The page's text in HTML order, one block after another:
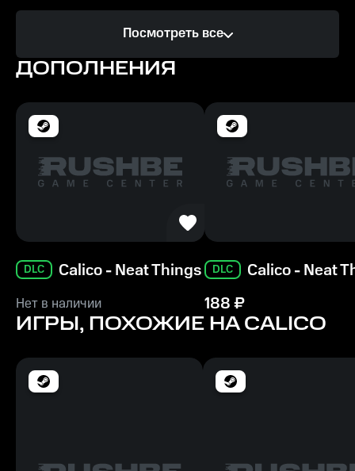
Память
Посмотреть все
ДОПОЛНЕНИЯ
DLC Calico - Neat Things
Нет в наличии
DLC
Calico - Neat
188₽
ИГРЫ, ПОХОЖИЕ НА CALICO